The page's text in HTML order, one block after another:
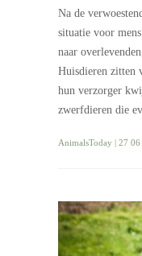
Na de
situatie voor
naar
Huisdieren zitten
hun verzorger
zwerfdieren die
AnimalsToday | 27 06